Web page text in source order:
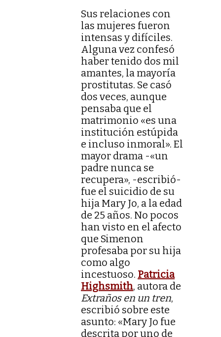
Sus relaciones con
las mujeres fueron
intensas y difíciles.
Alguna vez confesó
haber tenido dos mil
amantes, la mayoría
prostitutas. Se casó
dos veces, aunque
pensaba que el
matrimonio «es una
institución estúpida
e incluso inmoral». El
mayor drama -«un
padre nunca se
recupera», -escribió-
fue el suicidio de su
hija Mary Jo, a la edad
de 25 años. No pocos
han visto en el afecto
que Simenon
profesaba por su hija
como algo
incestuoso. Patricia
Highsmith, autora de
Extraños en un tren,
escribió sobre este
asunto: «Mary Jo fue
descrita por uno de